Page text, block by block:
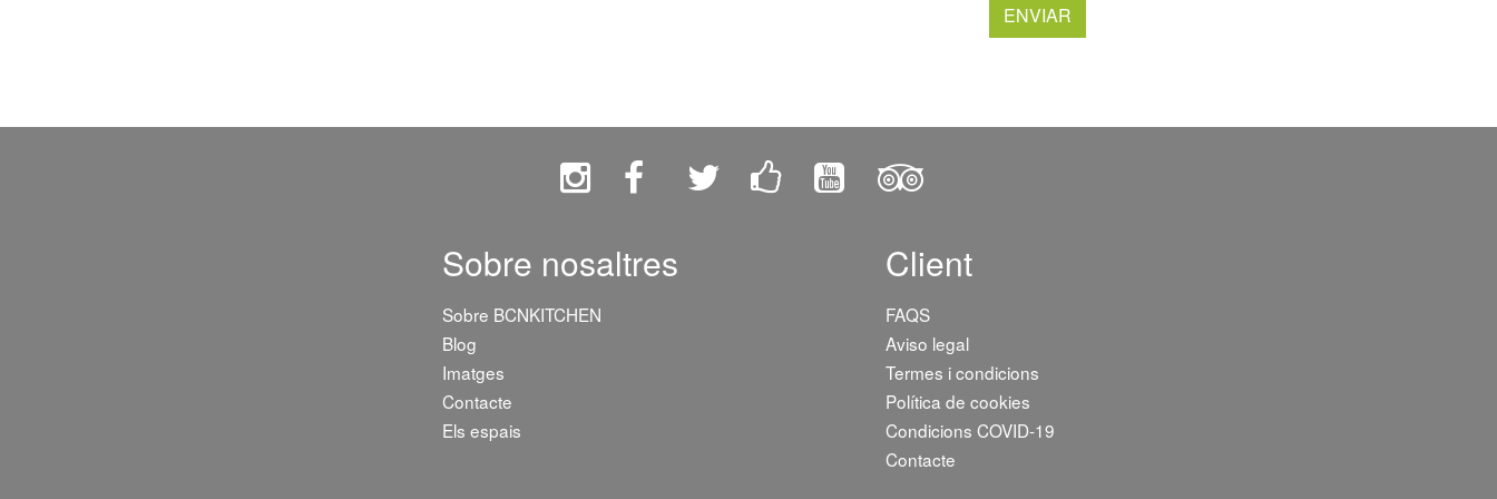
Sobre nosaltres
Sobre BCNKITCHEN
Blog
Imatges
Contacte
Els espais
Client
FAQS
Aviso legal
Termes i condicions
Política de cookies
Condicions COVID-19
Contacte